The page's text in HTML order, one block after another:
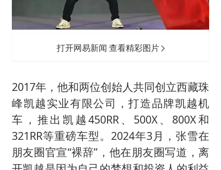
打开网易新闻 查看精彩图片
2017年，他和两位创始人共同创立西藏珠
峰凯越实业有限公司，打造品牌凯越机
车，推出凯越450RR、500X、800X和
321RR等重磅车型。2024年3月，张雪在
朋友圈官宣“裸辞”，他在朋友圈写道，离